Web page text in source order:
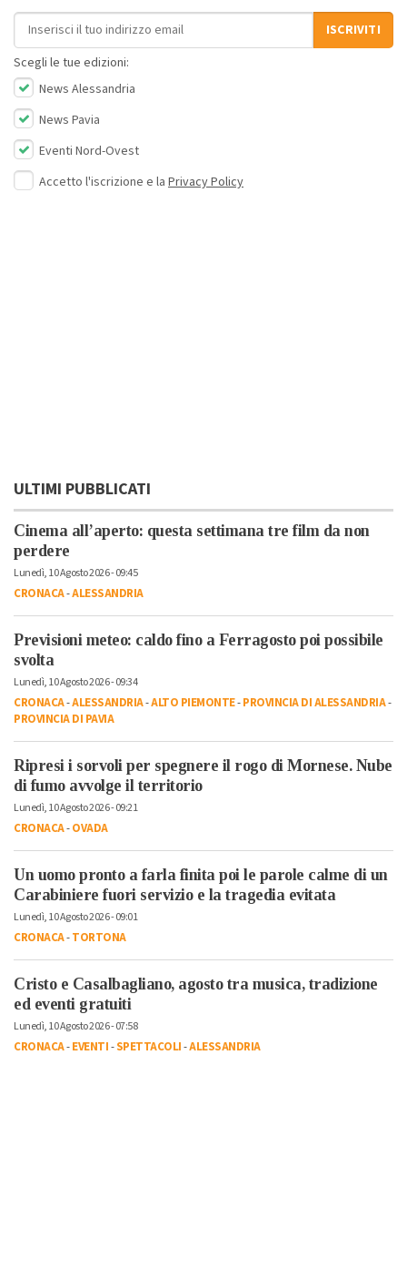
Indirizzo email
ISCRIVITI
Scegli le tue edizioni:
News Alessandria
News Pavia
Eventi Nord-Ovest
Accetto l'iscrizione e la Privacy Policy
ULTIMI PUBBLICATI
Cinema all’aperto: questa settimana tre film da non
perdere
Lunedì, 10 Agosto 2026 - 09:45
CRONACA-ALESSANDRIA
Previsioni meteo: caldo fino a Ferragosto poi possibile
svolta
Lunedì, 10 Agosto 2026 - 09:34
CRONACA-ALESSANDRIA-ALTO PIEMONTE-PROVINCIA DI ALESSANDRIA-
PROVINCIA DI PAVIA
Ripresi i sorvoli per spegnere il rogo di Mornese. Nube
di fumo avvolge il territorio
Lunedì, 10 Agosto 2026 - 09:21
CRONACA-OVADA
Un uomo pronto a farla finita poi le parole calme di un
Carabiniere fuori servizio e la tragedia evitata
Lunedì, 10 Agosto 2026 - 09:01
CRONACA-TORTONA
Cristo e Casalbagliano, agosto tra musica, tradizione
ed eventi gratuiti
Lunedì, 10 Agosto 2026 - 07:58
CRONACA-EVENTI-SPETTACOLI-ALESSANDRIA